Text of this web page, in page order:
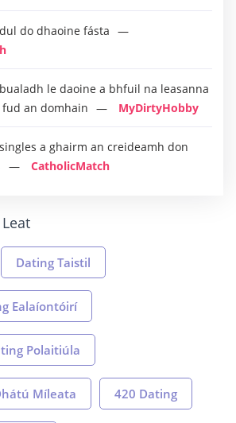
dul do dhaoine fásta
bualadh le daoine a bhfuil na leasanna
an domhain
MyDirtyHobby
singles a ghairm an creideamh don
CatholicMatch
Dating Taistil
Ealaíontóirí
Polaitiúla
Míleata 420 Dating